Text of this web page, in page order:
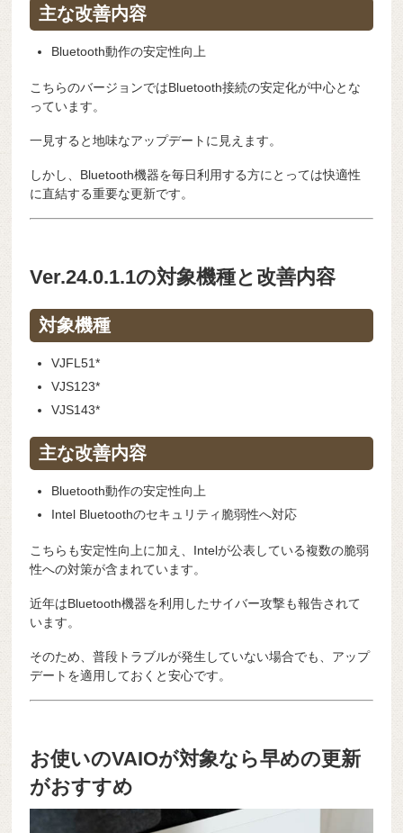
主な改善内容
Bluetooth動作の安定性向上
こちらのバージョンではBluetooth接続の安定化が中心とな
っています。
一見すると地味なアップデートに見えます。
しかし、Bluetooth機器を毎日利用する方にとっては快適性
に直結する重要な更新です。
Ver.24.0.1.1の対象機種と改善内容
対象機種
VJFL51*
VJS123*
VJS143*
主な改善内容
Bluetooth動作の安定性向上
Intel Bluetoothのセキュリティ脆弱性へ対応
こちらも安定性向上に加え、Intelが公表している複数の脆弱
性への対策が含まれています。
近年はBluetooth機器を利用したサイバー攻撃も報告されて
います。
そのため、普段トラブルが発生していない場合でも、アップ
デートを適用しておくと安心です。
お使いのVAIOが対象なら早めの更新
がおすすめ